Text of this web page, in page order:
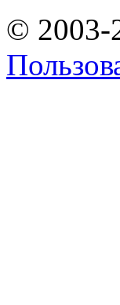
© 2003-